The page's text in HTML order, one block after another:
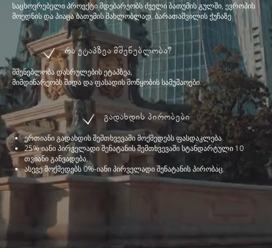
ᲡᲐᲪᲮᲝᲕᲠᲔᲑᲔᲚᲘ ᲞᲠᲝᲔᲥᲢᲘ ᲛᲓᲔᲑᲐᲠᲔᲝᲑᲡ ᲫᲕᲔᲚᲘ ᲑᲐᲗᲣᲛᲘᲡ ᲒᲣᲚᲨᲘ, ᲔᲕᲠᲝᲞᲘᲡ
ᲛᲝᲔᲓᲜᲘᲡ ᲓᲐ ᲞᲘᲐᲪᲐ ᲑᲐᲗᲣᲛᲘᲡ ᲛᲐᲮᲚᲝᲑᲚᲐᲓ, ᲑᲐᲠᲐᲗᲐᲨᲕᲘᲚᲘᲡ ᲥᲣᲩᲐᲖᲔ
Რა Ეტაპზეა Მშენებლობა?
ᲛᲨᲔᲜᲔᲑᲚᲝᲑᲐ ᲓᲐᲡᲠᲣᲚᲔᲑᲘᲡ ᲔᲢᲐᲞᲖᲔᲐ,
ᲛᲘᲛᲓᲘᲜᲐᲠᲔᲝᲑᲡ ᲨᲘᲓᲐ ᲓᲐ ᲤᲐᲡᲐᲓᲘᲡ ᲛᲝᲬᲧᲝᲑᲘᲡ ᲡᲐᲛᲣᲨᲐᲝᲔᲑᲘ.
Გადახდის Პირობები
ᲔᲠᲗᲘᲐᲜᲘ ᲒᲐᲓᲐᲮᲓᲘᲡ ᲨᲔᲛᲗᲮᲕᲔᲕᲐᲨᲘ ᲛᲝᲥᲛᲔᲓᲔᲑᲡ ᲤᲐᲡᲓᲐᲙᲚᲔᲑᲐ
25% ᲘᲐᲜᲘ ᲞᲘᲠᲕᲔᲚᲐᲓᲘ ᲨᲔᲜᲐᲢᲐᲜᲘᲡ ᲨᲔᲛᲗᲮᲕᲔᲕᲐᲨᲘ ᲡᲢᲐᲜᲓᲐᲠᲢᲣᲚᲘ 10
ᲗᲕᲘᲐᲜᲘ ᲒᲐᲜᲕᲐᲓᲔᲑᲐ,
ᲐᲡᲔᲕᲔ ᲛᲝᲥᲛᲔᲓᲔᲑᲡ 0%-ᲘᲐᲜᲘ ᲞᲘᲠᲕᲔᲚᲐᲓᲘ ᲨᲔᲜᲐᲢᲐᲜᲘᲡ ᲞᲘᲠᲝᲑᲐᲪ.
ᲫᲕᲔᲚᲘ ᲑᲐᲗᲣᲛᲘ
შენი სახლის ირგვლივ